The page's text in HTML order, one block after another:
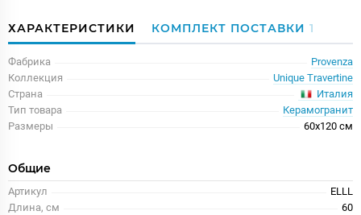
ХАРАКТЕРИСТИКИ КОМПЛЕКТ ПОСТАВКИ 1
Фабрика
Provenza
Коллекция
Unique Travertine
Страна
Италия
Тип товара
Керамогранит
Размеры
60x120 см
Общие
Артикул
ELLL
Длина, см
60